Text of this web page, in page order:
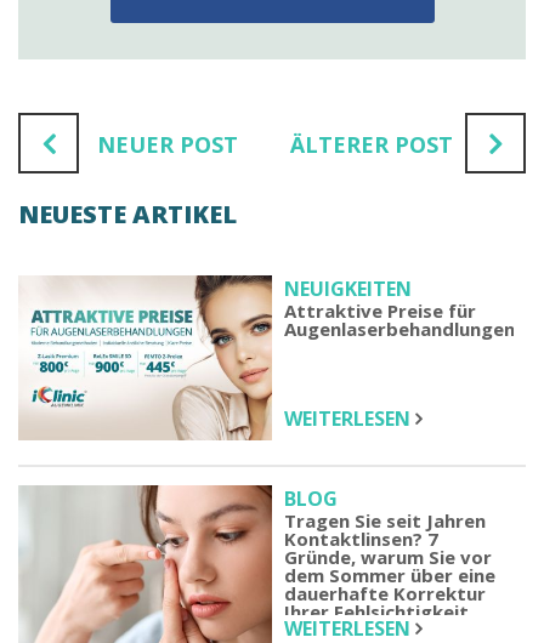
NEUER POST ÄLTERER POST
NEUESTE ARTIKEL
NEUIGKEITEN
Attraktive Preise für
Augenlaserbehandlungen
WEITERLESEN
BLOG
Tragen Sie seit Jahren
Kontaktlinsen? 7
Gründe, warum Sie vor
dem Sommer über eine
dauerhafte Korrektur
Ihrer Fehlsichtigkeit
nachdenken sollten
WEITERLESEN